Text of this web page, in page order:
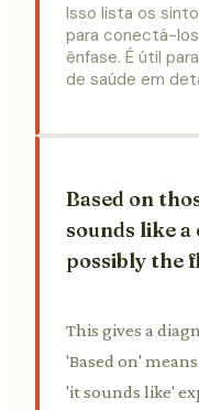
Isso lista os
para conectá-
ênfase. É útil
de saúde em
Based on
sounds like
possibly the
This gives a
'Based on'
'it sounds like'